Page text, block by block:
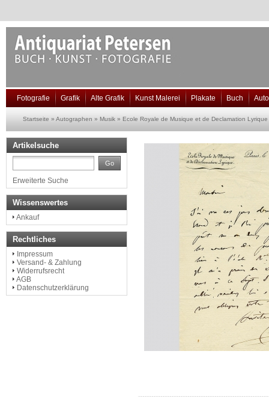
Fotografie Grafik Alte Grafik Kunst Malerei Plakate Buch
Startseite » Autographen » Musik » Ecole Royale de Musique et de Declamation Lyrique
Artikelsuche
Go
Erweiterte Suche
Wissenswertes
Ankauf
Rechtliches
Impressum
Versand- & Zahlung
Widerrufsrecht
AGB
Datenschutzerklärung